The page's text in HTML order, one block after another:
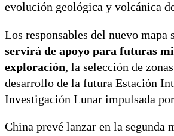
evolución geológica y volcánica
Los responsables del nuevo mapa
servirá de apoyo para futuras
exploración, la selección de
desarrollo de la futura Estación
Investigación Lunar impulsada
China prevé lanzar en la segunda